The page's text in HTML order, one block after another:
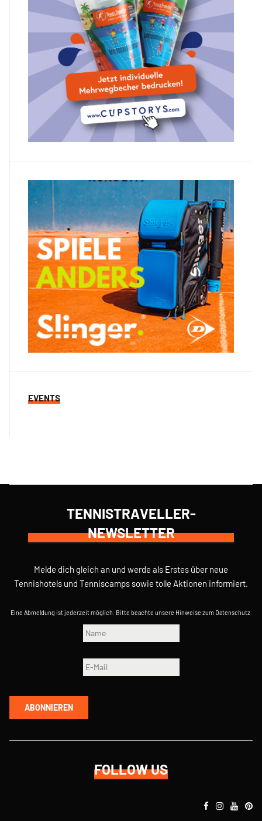
EVENTS
TENNISTRAVELLER-
NEWSLETTER
Melde dich gleich an und werde als Erstes über neue
Tennishotels und Tenniscamps sowie tolle Aktionen informiert.
Eine Abmeldung ist jederzeit möglich. Bitte beachte unsere Hinweise zum Datenschutz.
ABONNIEREN
FOLLOW US